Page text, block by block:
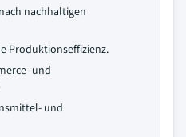
nachhaltigen
Produktionseffizienz.
und
und